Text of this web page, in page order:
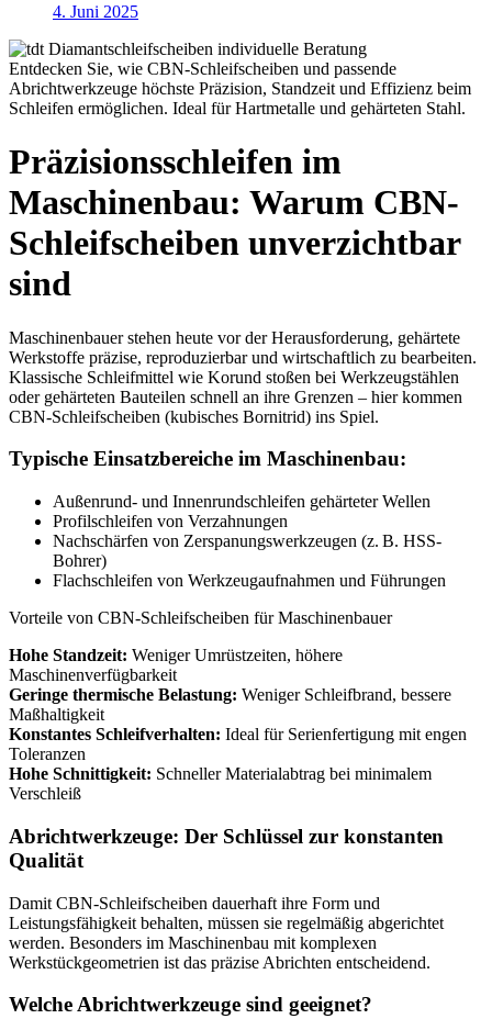
4. Juni 2025
Entdecken Sie, wie CBN-Schleifscheiben und passende
Abrichtwerkzeuge höchste Präzision, Standzeit und Effizienz beim
Schleifen ermöglichen. Ideal für Hartmetalle und gehärteten Stahl.
Präzisionsschleifen im
Maschinenbau: Warum CBN-
Schleifscheiben unverzichtbar
sind
Maschinenbauer stehen heute vor der Herausforderung, gehärtete
Werkstoffe präzise, reproduzierbar und wirtschaftlich zu bearbeiten.
Klassische Schleifmittel wie Korund stoßen bei Werkzeugstählen
oder gehärteten Bauteilen schnell an ihre Grenzen – hier kommen
CBN-Schleifscheiben (kubisches Bornitrid) ins Spiel.
Typische Einsatzbereiche im Maschinenbau:
Außenrund- und Innenrundschleifen gehärteter Wellen
Profilschleifen von Verzahnungen
Nachschärfen von Zerspanungswerkzeugen (z. B. HSS-
Bohrer)
Flachschleifen von Werkzeugaufnahmen und Führungen
Vorteile von CBN-Schleifscheiben für Maschinenbauer
Hohe Standzeit: Weniger Umrüstzeiten, höhere
Maschinenverfügbarkeit
Geringe thermische Belastung: Weniger Schleifbrand, bessere
Maßhaltigkeit
Konstantes Schleifverhalten: Ideal für Serienfertigung mit engen
Toleranzen
Hohe Schnittigkeit: Schneller Materialabtrag bei minimalem
Verschleiß
Abrichtwerkzeuge: Der Schlüssel zur konstanten
Qualität
Damit CBN-Schleifscheiben dauerhaft ihre Form und
Leistungsfähigkeit behalten, müssen sie regelmäßig abgerichtet
werden. Besonders im Maschinenbau mit komplexen
Werkstückgeometrien ist das präzise Abrichten entscheidend.
Welche Abrichtwerkzeuge sind geeignet?